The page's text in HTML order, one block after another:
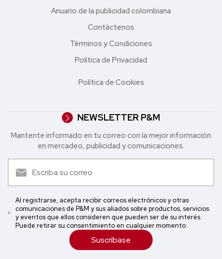
Anuario de la publicidad colombiana
Contáctenos
Términos y Condiciones
Política de Privacidad
Política de Cookies
NEWSLETTER P&M
Mantente informado en tu correo con la mejor in formación
en mercadeo, publicidad y comunicaciones.
Al registrarse, acepta recibir correos electrónicos y otras
comunicaciones de P&M y sus aliados sobre productos, servicios
y eventos que ellos consideren que pueden ser de su interés.
Puede retirar su consentimiento en cualquier momento
Suscríbase